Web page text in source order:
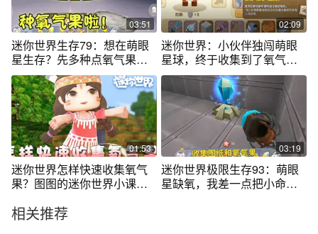
03:51
迷你世界生存79：想在萌眼
星生存？先多种点氧气果
吧！
02:09
迷你世界：小伙伴独闯萌眼
星球，终于收集到了氧气压
缩罐！
01:53
迷你世界怎样快速收集氧气
果？图图的迷你世界小课堂
03:19
迷你世界极限生存93：萌眼
星缺氧，我差一点把小命丢
相关推荐